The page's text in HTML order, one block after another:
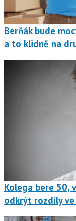
Berňák bude
a to klidně na
Kolega bere 50,
odkrýt rozdíly